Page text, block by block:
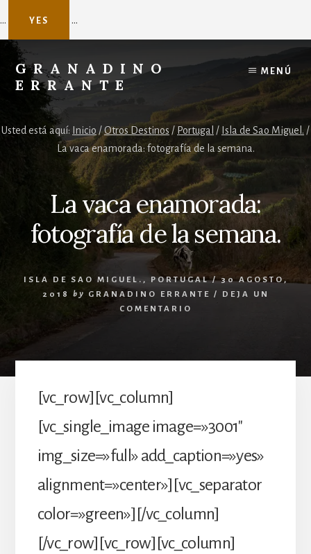
... YES ...
Skip
content
GRANADINO
ERRANTE
Agente
viajes
MENÚ
Usted está aquí: Inicio /Otros Destinos / Portugal / Isla de Sao Miguel. /
La vaca enamorada: fotografía de la semana.
La vaca enamorada:
fotografía de la semana.
ISLA DE SAO MIGUEL. , PORTUGAL/ 30 AGOSTO,
2018
by GRANADINO ERRANTE /
DEJA UN
COMENTARIO
[vc_row][vc_column]
[vc_single_image image=»3001″
img_size=»full» add_caption=»yes»
alignment=»center»][vc_separator
color=»green»][/vc_column]
[/vc_row][vc_row][vc_column]